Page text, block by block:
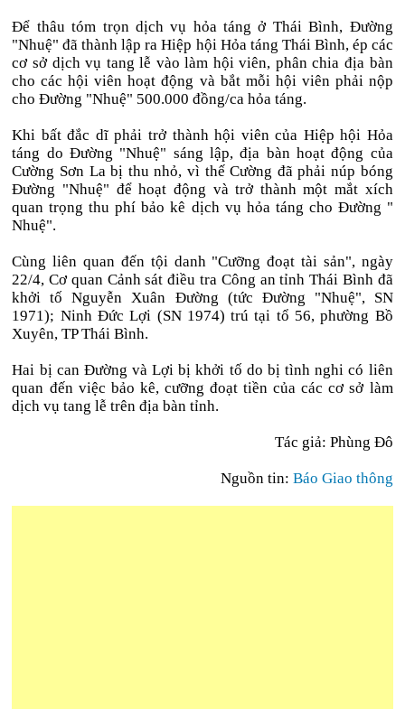
Để thâu tóm trọn dịch vụ hỏa táng ở Thái Bình, Đường
"Nhuệ" đã thành lập ra Hiệp hội Hỏa táng Thái Bình, ép các
cơ sở dịch vụ tang lễ vào làm hội viên, phân chia địa bàn
cho các hội viên hoạt động và bắt mỗi hội viên phải nộp
cho Đường "Nhuệ" 500.000 đồng/ca hỏa táng.
Khi bất đắc dĩ phải trở thành hội viên của Hiệp hội Hỏa
táng do Đường "Nhuệ" sáng lập, địa bàn hoạt động của
Cường Sơn La bị thu nhỏ, vì thế Cường đã phải núp bóng
Đường "Nhuệ" để hoạt động và trở thành một mắt xích
quan trọng thu phí bảo kê dịch vụ hỏa táng cho Đường "
Nhuệ".
Cùng liên quan đến tội danh "Cưỡng đoạt tài sản", ngày
22/4, Cơ quan Cảnh sát điều tra Công an tỉnh Thái Bình đã
khởi tố Nguyễn Xuân Đường (tức Đường "Nhuệ", SN
1971); Ninh Đức Lợi (SN 1974) trú tại tổ 56, phường Bồ
Xuyên, TP Thái Bình.
Hai bị can Đường và Lợi bị khởi tố do bị tình nghi có liên
quan đến việc bảo kê, cưỡng đoạt tiền của các cơ sở làm
dịch vụ tang lễ trên địa bàn tỉnh.
Tác giả: Phùng Đô
Nguồn tin: Báo Giao thông